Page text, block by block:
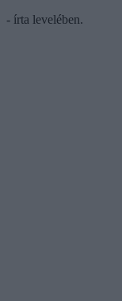
- írta levelében.